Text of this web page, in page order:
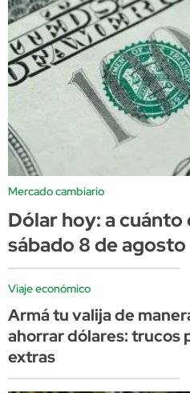
Mercado cambiario
Dólar hoy: a
sábado 8 de agosto
Viaje económico
Armá tu valija de
ahorrar dólares: trucos
extras